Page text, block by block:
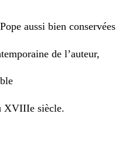
aussi bien conservées
de l’auteur,
XVIIIe siècle.